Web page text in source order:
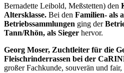
Bernadette Leibold, Meßstetten) den
Altersklasse. Bei den Familien- als
Betriebssammlungen ging der
Tann/Rhön, als Sieger hervor.
Georg Moser, Zuchtleiter für die
Fleischrinderrassen bei der
großer Fachkunde, souverän und